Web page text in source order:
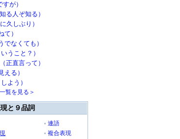
が）
る人ぞ知る）
久しぶり）
て）
でなくても）
うこと？）
正直言って）
える）
よう）
覧を見る＞
と９品詞
連語
複合表現